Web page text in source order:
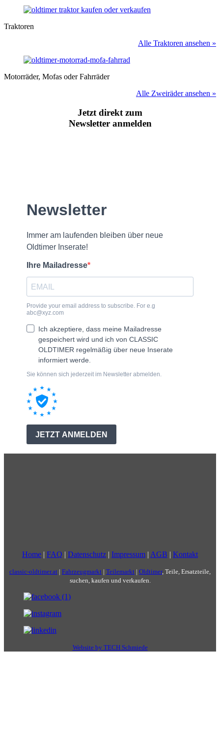
Traktoren
Alle Traktoren ansehen »
Motorräder, Mofas oder Fahrräder
Alle Zweiräder ansehen »
Jetzt direkt zum
Newsletter anmelden
Home | FAQ | Datenschutz | Impressum | AGB | Kontakt
classic-oldtimer.at | Fahrzeugmarkt | Teilemarkt | Oldtimer, Teile, Ersatzteile,
suchen, kaufen und verkaufen.
Website by TECH Schmiede